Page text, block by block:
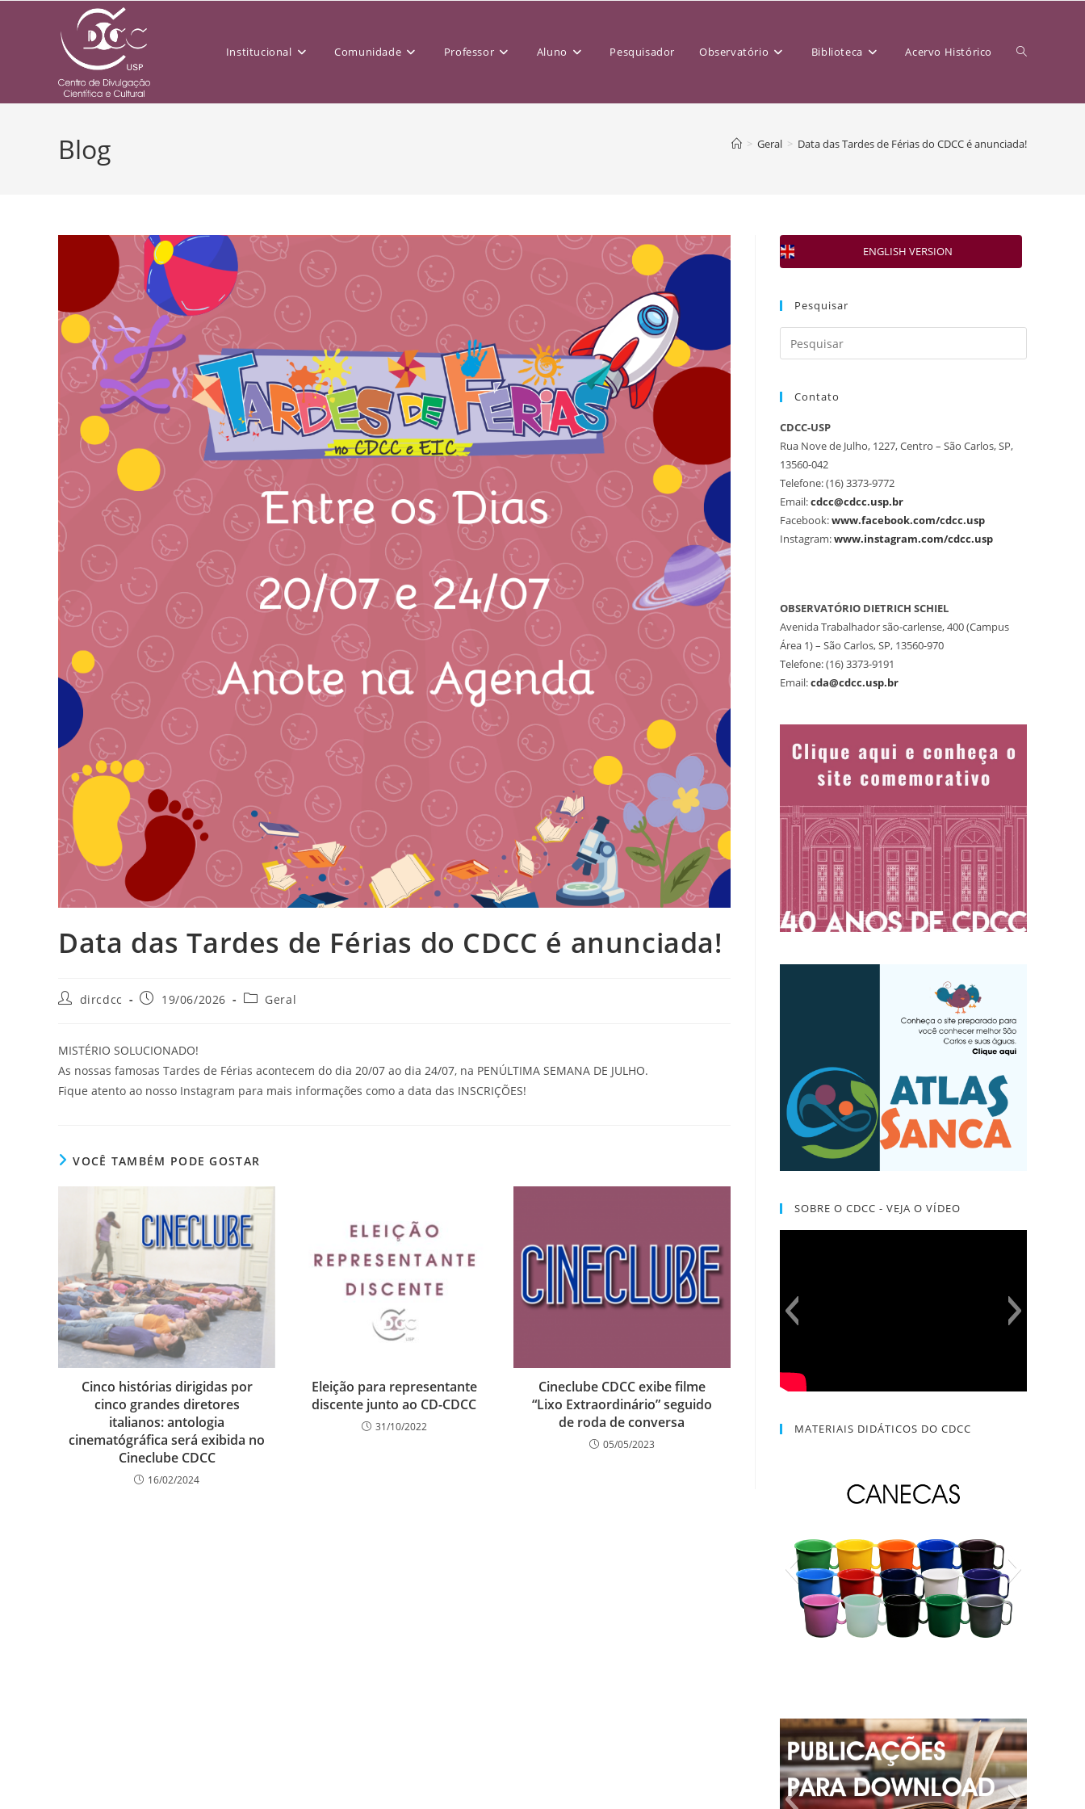
Institucional Comunidade Professor Aluno Pesquisador Observatório Biblioteca Acervo Histórico
Blog > Geral > Data das Tardes de Férias do CDCC é anunciada!
Data das Tardes de Férias do CDCC é anunciada!
dircdcc 19/06/2026 Geral
MISTÉRIO SOLUCIONADO!
As nossas famosas Tardes de Férias acontecem do dia 20/07 ao dia 24/07, na PENÚLTIMA SEMANA DE JULHO.
Fique atento ao nosso Instagram para mais informações como a data das INSCRIÇÕES!
VOCÊ TAMBÉM PODE GOSTAR
Cinco histórias dirigidas por
cinco grandes diretores
italianos: antologia
cinematógráfica será exibida no
Cineclube CDCC
16/02/2024
Eleição para representante
discente junto ao CD-CDCC
31/10/2022
Cineclube CDCC exibe filme
“Lixo Extraordinário” seguido
de roda de conversa
05/05/2023
ENGLISH VERSION
Pesquisar
Contato
CDCC-USP
Rua Nove de Julho, 1227, Centro – São Carlos, SP,
13560-042
Telefone: (16) 3373-9772
Email:cdcc@cdcc.usp.br
Facebook:www.facebook.com/cdcc.usp
Instagram:www.instagram.com/cdcc.usp
OBSERVATÓRIO DIETRICH SCHIEL
Avenida Trabalhador são-carlense, 400 (Campus
Área 1) – São Carlos, SP, 13560-970
Telefone: (16) 3373-9191
Email:cda@cdcc.usp.br
SOBRE O CDCC - VEJA O VÍDEO
MATERIAIS DIDÁTICOS DO CDCC